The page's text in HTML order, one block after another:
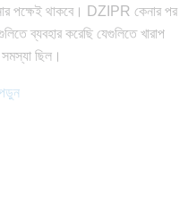
পক্ষেই থাকবে। DZIPR কেনার পর
ব্যবহার করেছি যেগুলিতে খারাপ
ছিল।